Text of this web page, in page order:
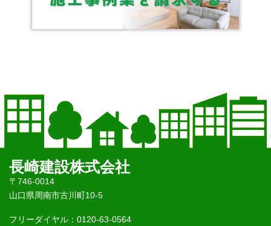
長崎建設株式会社
〒746-0014
山口県周南市古川町10-5
フリーダイヤル：0120-63-0564